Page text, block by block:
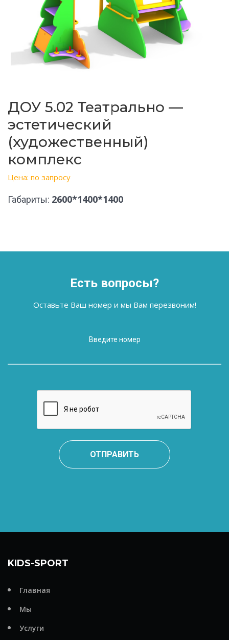
ДОУ 5.02 Театрально —
эстетический
(художественный)
комплекс
Цена: по запросу
Габариты: 2600*1400*1400
Есть вопросы?
Оставьте Ваш номер и мы Вам перезвоним!
ОТПРАВИТЬ
KIDS-SPORT
Главная
Мы
Услуги